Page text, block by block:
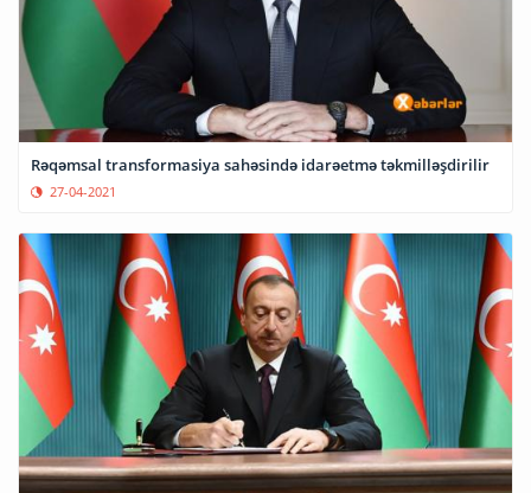
Rəqəmsal transformasiya sahəsində idarəetmə təkmilləşdirilir
27-04-2021